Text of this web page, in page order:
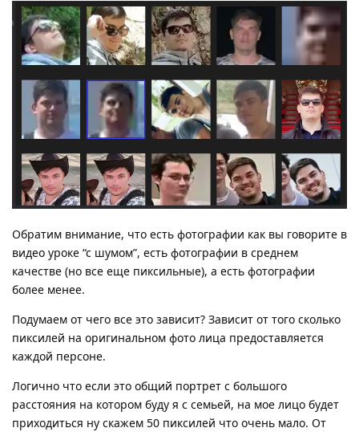
Обратим внимание, что есть фотографии как вы говорите в
видео уроке “с шумом”, есть фотографии в среднем
качестве (но все еще пиксильные), а есть фотографии
более менее.
Подумаем от чего все это зависит? Зависит от того сколько
пиксилей на оригинальном фото лица предоставляется
каждой персоне.
Логично что если это общий портрет с большого
расстояния на котором буду я с семьей, на мое лицо будет
приходиться ну скажем 50 пиксилей что очень мало. От